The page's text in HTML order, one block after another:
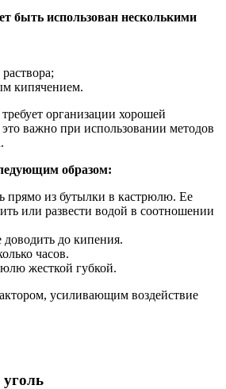
быть использован несколькими
кипячением.
организации хорошей
важно при использовании методов
образом:
прямо из бутылки в кастрюлю. Ее
или развести водой в соотношении
доводить до кипения.
часов.
жесткой губкой.
усиливающим воздействие